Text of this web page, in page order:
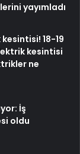
yayımladı
18-19
kesintisi
ne
İş
oldu